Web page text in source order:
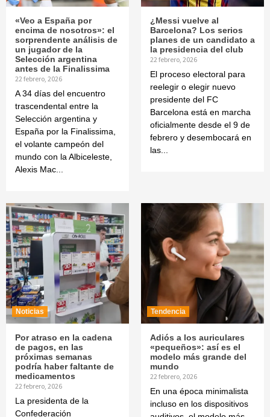
«Veo a España por
encima de nosotros»: el
sorprendente análisis de
un jugador de la
Selección argentina
antes de la Finalissima
22 febrero, 2026
A 34 días del encuentro
trascendental entre la
Selección argentina y
España por la Finalissima,
el volante campeón del
mundo con la Albiceleste,
Alexis Mac...
¿Messi vuelve al
Barcelona? Los serios
planes de un candidato a
la presidencia del club
22 febrero, 2026
El proceso electoral para
reelegir o elegir nuevo
presidente del FC
Barcelona está en marcha
oficialmente desde el 9 de
febrero y desembocará en
las...
Noticias
Por atraso en la cadena
de pagos, en las
próximas semanas
podría haber faltante de
medicamentos
22 febrero, 2026
La presidenta de la
Confederación
Tendencia
Adiós a los auriculares
«pequeños»: así es el
modelo más grande del
mundo
22 febrero, 2026
En una época minimalista
incluso en los dispositivos